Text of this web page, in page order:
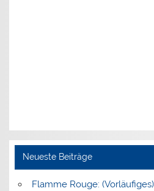
Neueste Beiträge
Flamme Rouge: